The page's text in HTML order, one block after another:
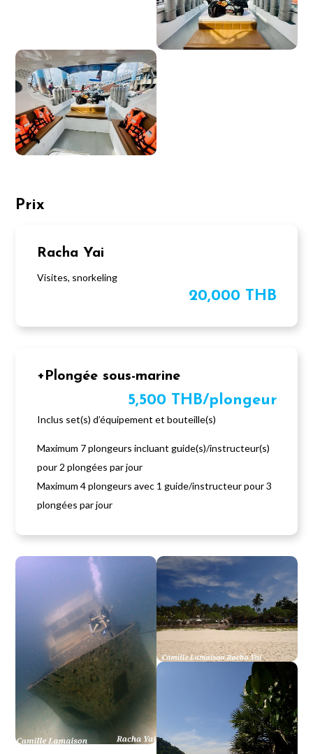
Prix
Racha Yai
Visites, snorkeling
20,000 THB
+Plongée sous-marine
5,500 THB/plongeur
Inclus set(s) d’équipement et bouteille(s)
Maximum 7 plongeurs incluant guide(s)/instructeur(s)
pour 2 plongées par jour
Maximum 4 plongeurs avec 1 guide/instructeur pour 3
plongées par jour